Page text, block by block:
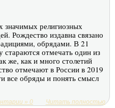
значимых религиозных
Рождество издавна связано
обрядами. В 21
отмечать один из
же, как и много столетий
отмечают в России в 2019
все обряды и понять смысл
» 0 Читать полностью